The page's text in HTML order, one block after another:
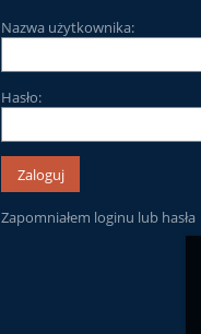
Nazwa użytkownika:
Hasło:
Zapomniałem loginu lub hasła